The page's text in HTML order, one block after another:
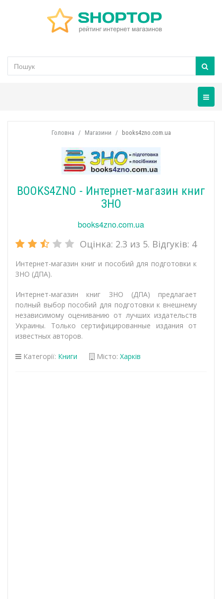
Головна Магазини books4zno.com.ua
BOOKS4ZNO - Интернет-магазин книг
ЗНО
books4zno.com.ua
Оцінка: 2.3 из 5. Відгуків: 4
Интернет-магазин книг и пособий для подготовки к
ЗНО (ДПА).
Интернет-магазин книг ЗНО (ДПА) предлагает
полный выбор пособий для подготовки к внешнему
независимому оцениванию от лучших издательств
Украины. Только сертифицированные издания от
известных авторов.
Категорії: Книги Місто: Харків